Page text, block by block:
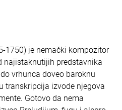
1750) je nemački kompozitor
najistaknutijih predstavnika
vrhunca doveo baroknu
transkripcija izvode njegova
Gotovo da nema